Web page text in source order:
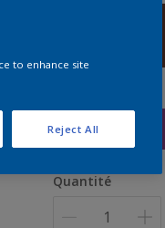
Quantité
to enhance site
Reject All